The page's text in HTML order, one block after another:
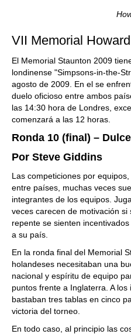
VII Memorial
El Memorial Staunton 2009
londinense "Simpsons-in-the-
agosto de 2009. En el se
duelo oficioso entre ambos
las 14:30 hora de Londres,
comenzará a las 12 horas.
Ronda 10 (final) –
Por Steve Giddins
Las competiciones por
entre países, muchas veces
integrantes de los equipos.
veces carecen de motivación
repente se sienten
a su país.
En la ronda final del Memorial
holandeses necesitaban una
nacional y espíritu de equipo
puntos frente a Inglaterra. A
bastaban tres tablas en cinco
victoria del torneo.
En todo caso, al principio las